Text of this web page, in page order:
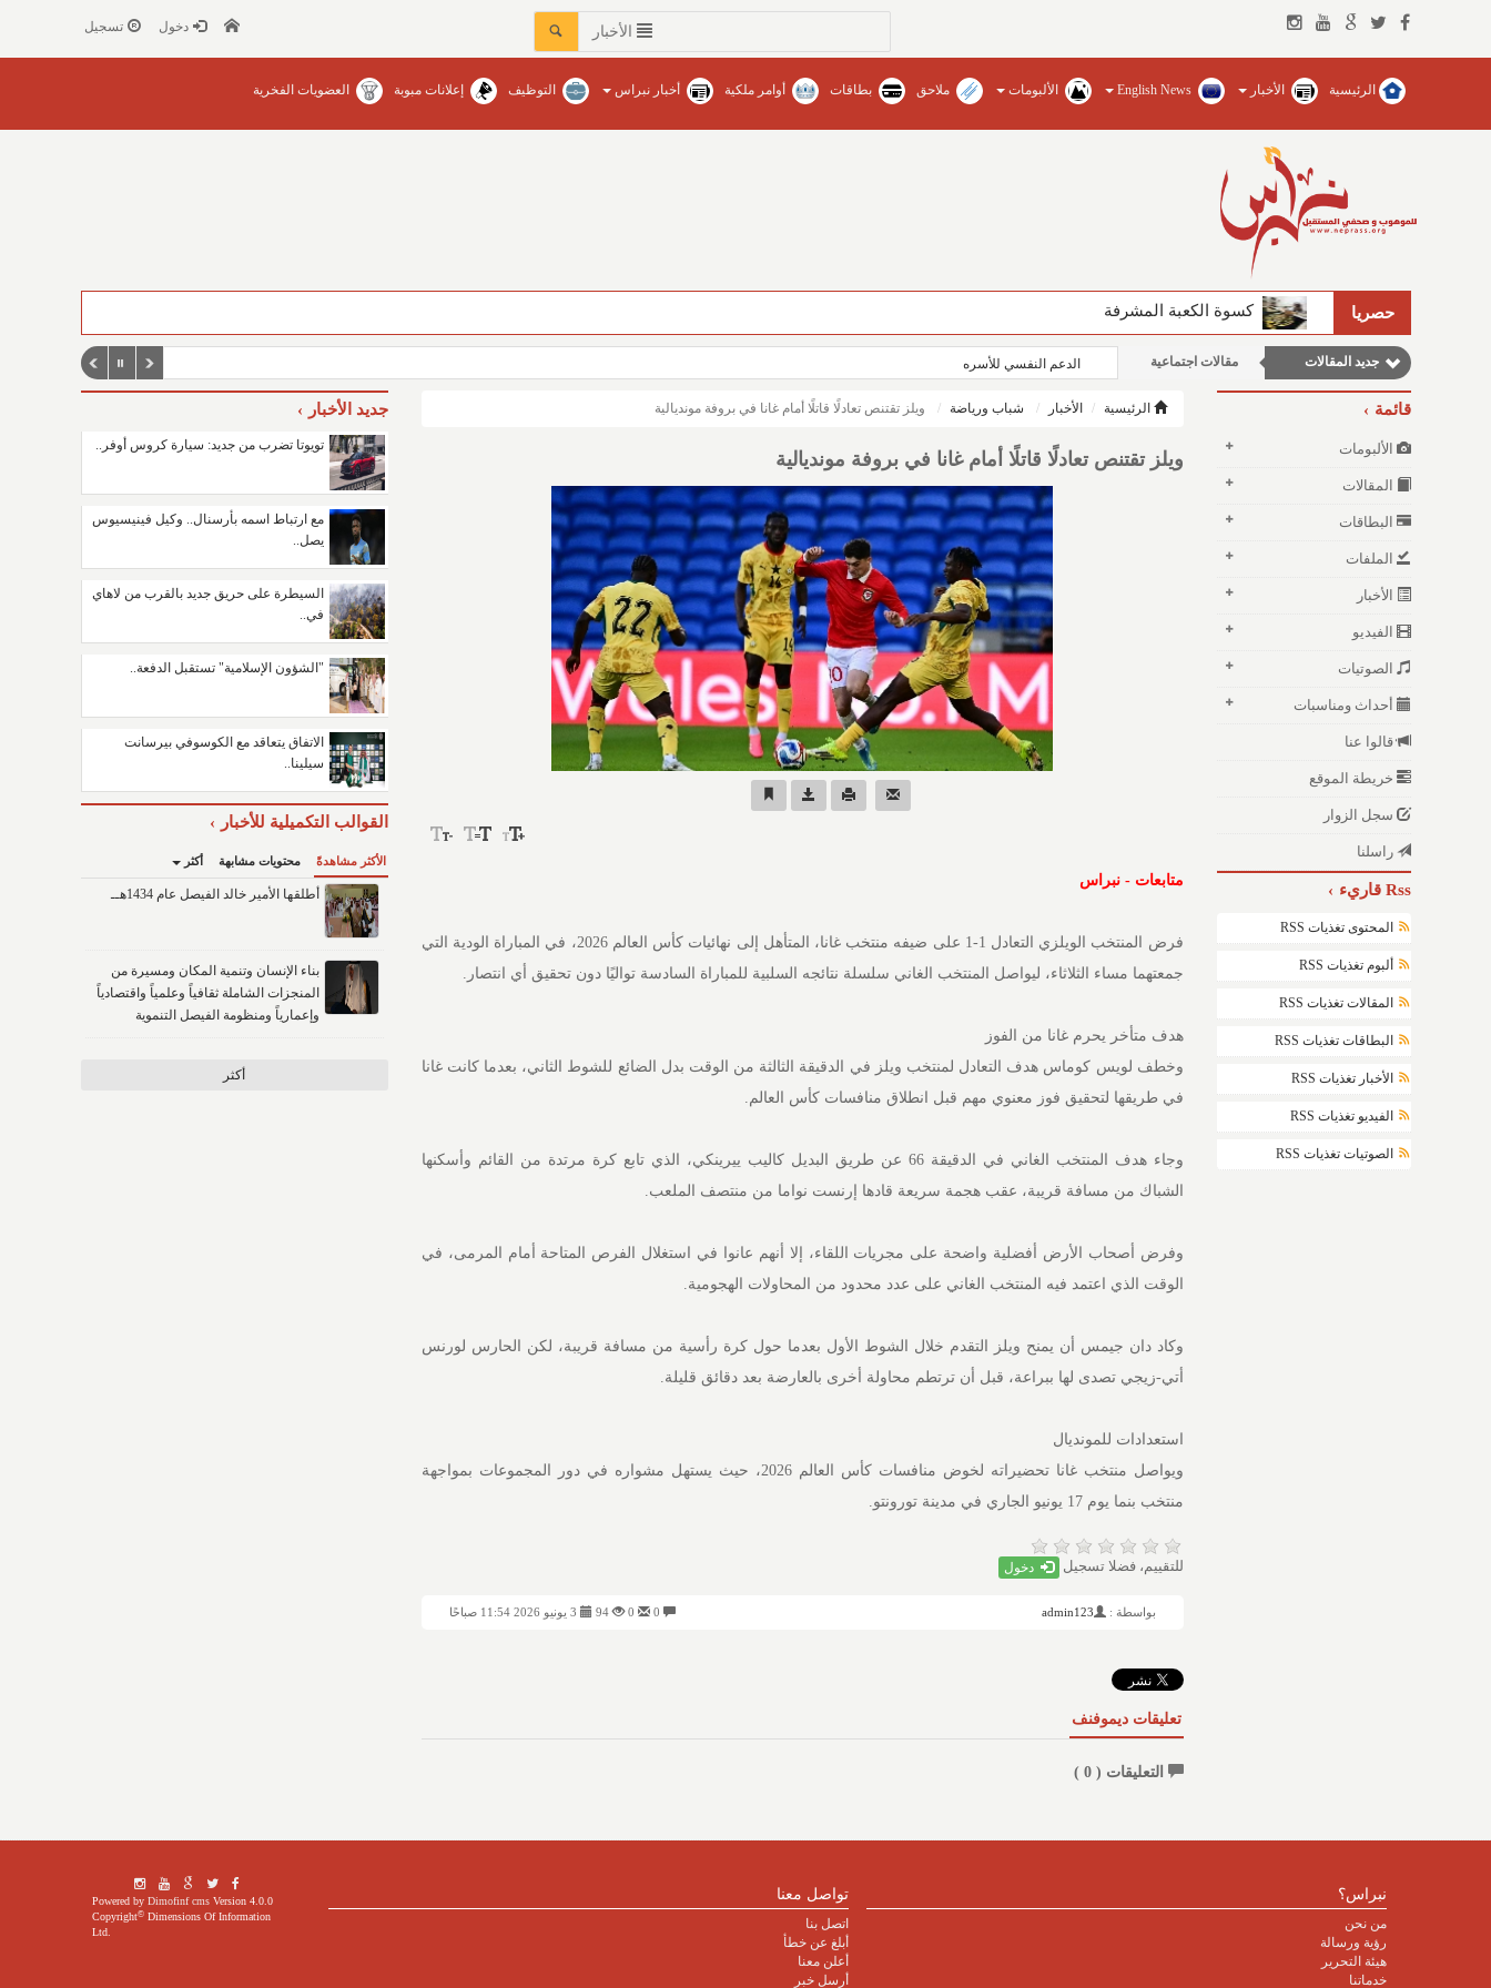
الأخبار دخول تسجيل
الرئيسية الأخبار English News الألبومات ملاحق بطاقات أوامر ملكية أخبار نبراس التوظيف إعلانات مبوبة العضويات الفخرية
حصريا كسوة الكعبة المشرفة
جديد المقالات
مقالات علمية
مقالات اجتماعية
مقالات إقتصادية
الدعم النفسي للأسره
قائمة
الألبومات
المقالات
البطاقات
الملفات
الأخبار
الفيديو
الصوتيات
أحداث ومناسبات
قالوا عنا
خريطة الموقع
سجل الزوار
راسلنا
Rss قاريء
المحتوى تغذيات RSS
ألبوم تغذيات RSS
المقالات تغذيات RSS
البطاقات تغذيات RSS
الأخبار تغذيات RSS
الفيديو تغذيات RSS
الصوتيات تغذيات RSS
الرئيسية الأخبار شباب ورياضة ويلز تقتنص تعادلًا قاتلًا أمام غانا في بروفة مونديالية
ويلز تقتنص تعادلًا قاتلًا أمام غانا في بروفة مونديالية
متابعات - نبراس
فرض المنتخب الويلزي التعادل 1-1 على ضيفه منتخب غانا، المتأهل إلى نهائيات كأس العالم 2026، في المباراة الودية التي
جمعتهما مساء الثلاثاء، ليواصل المنتخب الغاني سلسلة نتائجه السلبية للمباراة السادسة تواليًا دون تحقيق أي انتصار.
هدف متأخر يحرم غانا من الفوز
وخطف لويس كوماس هدف التعادل لمنتخب ويلز في الدقيقة الثالثة من الوقت بدل الضائع للشوط الثاني، بعدما كانت غانا
في طريقها لتحقيق فوز معنوي مهم قبل انطلاق منافسات كأس العالم.
وجاء هدف المنتخب الغاني في الدقيقة 66 عن طريق البديل كاليب ييرينكي، الذي تابع كرة مرتدة من القائم وأسكنها
الشباك من مسافة قريبة، عقب هجمة سريعة قادها إرنست نواما من منتصف الملعب.
وفرض أصحاب الأرض أفضلية واضحة على مجريات اللقاء، إلا أنهم عانوا في استغلال الفرص المتاحة أمام المرمى، في
الوقت الذي اعتمد فيه المنتخب الغاني على عدد محدود من المحاولات الهجومية.
وكاد دان جيمس أن يمنح ويلز التقدم خلال الشوط الأول بعدما حول كرة رأسية من مسافة قريبة، لكن الحارس لورنس
أتي-زيجي تصدى لها ببراعة، قبل أن ترتطم محاولة أخرى بالعارضة بعد دقائق قليلة.
استعدادات للمونديال
ويواصل منتخب غانا تحضيراته لخوض منافسات كأس العالم 2026، حيث يستهل مشواره في دور المجموعات بمواجهة
منتخب بنما يوم 17 يونيو الجاري في مدينة تورونتو.
للتقييم، فضلا تسجيل دخول
بواسطة : admin123
94
تعليقات ديموفنف
التعليقات (0
)
جديد الأخبار
تويوتا تضرب من جديد: سيارة كروس أوفر..
مع ارتباط اسمه بأرسنال.. وكيل فينيسيوس
يصل..
السيطرة على حريق جديد بالقرب من لاهاي
في..
"الشؤون الإسلامية" تستقبل الدفعة..
الاتفاق يتعاقد مع الكوسوفي بيرسانت
سيلينا..
القوالب التكميلية للأخبار
الأكثر مشاهدةً محتويات مشابهة أكثر
أطلقها الأمير خالد الفيصل عام 1434هــ
بناء الإنسان وتنمية المكان ومسيرة من
المنجزات الشاملة ثقافياً وعلمياً واقتصادياً
وإعمارياً ومنظومة الفيصل التنموية
أكثر
نبراس؟
من نحن
رؤية ورسالة
هيئة التحرير
خدماتنا
تواصل معنا
اتصل بنا
أبلغ عن خطأ
أعلن معنا
أرسل خبر
Powered by Dimofinf cmsVersion 4.0.0
Copyright©Dimensions Of Information
Ltd.